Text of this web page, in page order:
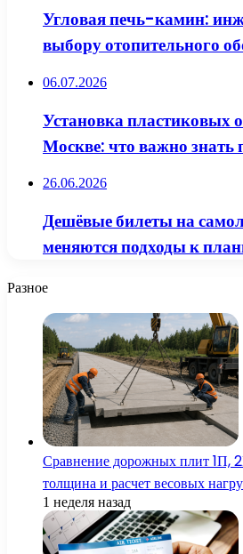
Угловая печь-камин:
выбору отопительного
06.07.2026
Установка пластиковых
Москве: что важно знать
26.06.2026
Дешёвые билеты на
меняются подходы к
Разное
Сравнение дорожных плит 1П,
толщина и расчет весовых
1 неделя назад